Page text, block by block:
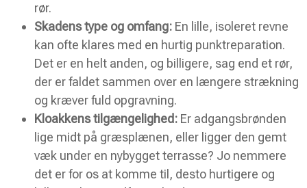
rør.
Skadens type og omfang: En lille, isoleret revne
kan ofte klares med en hurtig punktreparation.
Det er en helt anden, og billigere, sag end et rør,
der er faldet sammen over en længere strækning
og kræver fuld opgravning.
Kloakkens tilgængelighed: Er adgangsbrønden
lige midt på græsplænen, eller ligger den gemt
væk under en nybygget terrasse? Jo nemmere
det er for os at komme til, desto hurtigere og